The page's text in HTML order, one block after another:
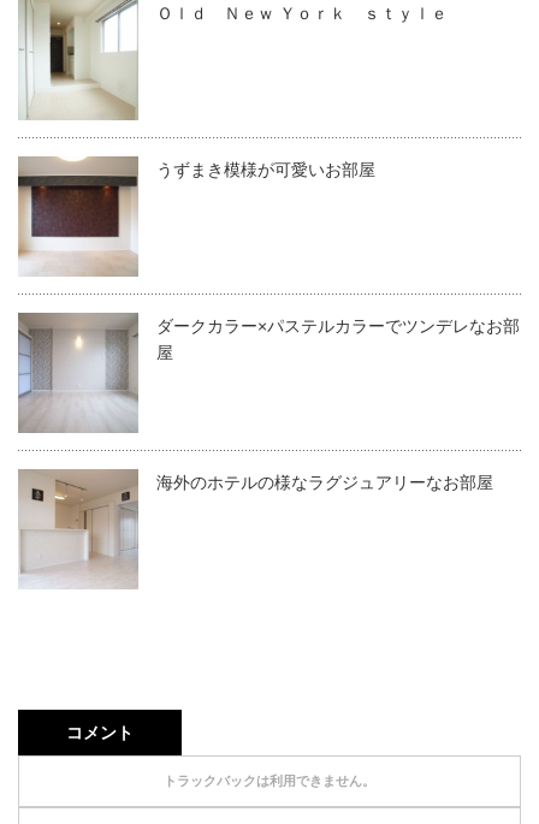
Ｏｌｄ Ｎｅｗ Ｙｏｒｋ ｓｔｙｌｅ
うずまき模様が可愛いお部屋
ダークカラー×パステルカラーでツンデレなお部
屋
海外のホテルの様なラグジュアリーなお部屋
コメント
トラックバックは利用できません。